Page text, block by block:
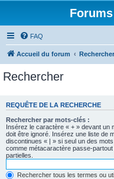
FAQ
Accueil du forum Rechercher
Rechercher
REQUÊTE DE LA RECHERCHE
Rechercher par mots-clés :
Insérez le caractère « + » devant un
doit être ignoré. Insérez une liste de
discontinues « | » si seul un des
comme métacaractère passe-
partielles.
Rechercher tous les termes ou